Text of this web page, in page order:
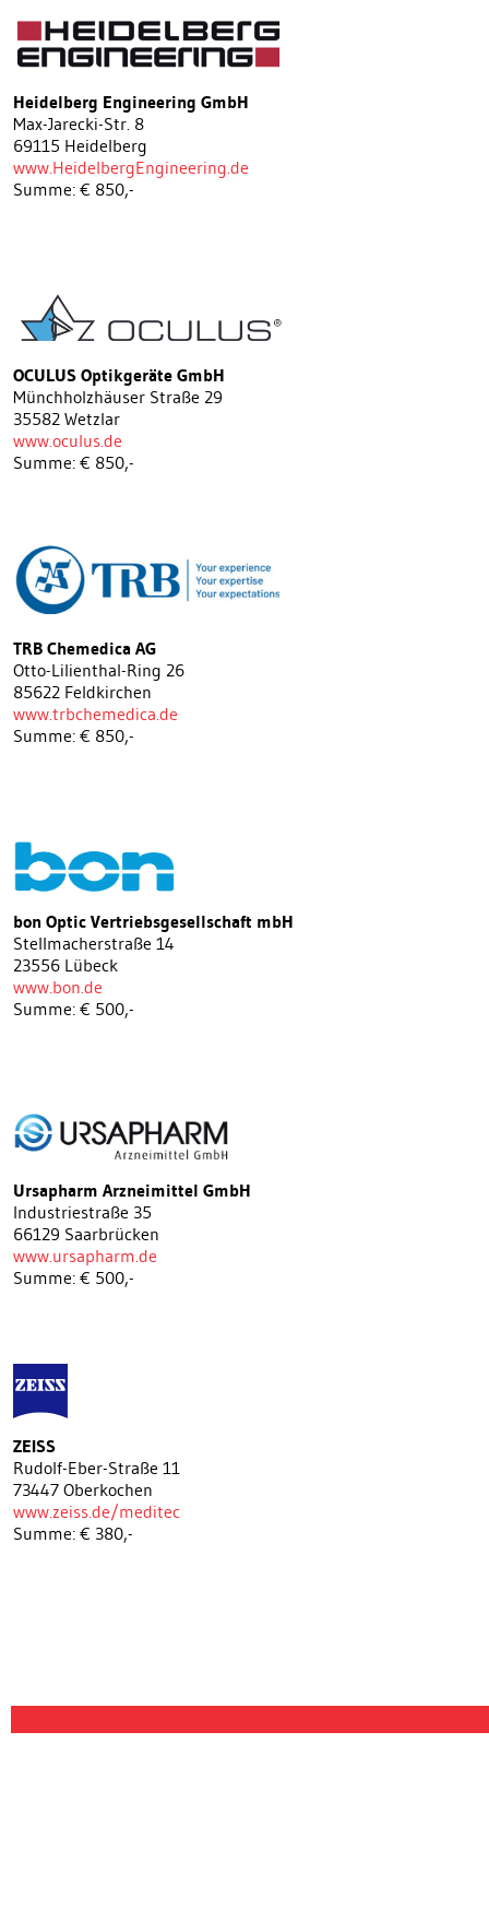
Heidelberg Engineering GmbH
Max-Jarecki-Str. 8
69115 Heidelberg
www.HeidelbergEngineering.de
Summe: € 850,-
OCULUS Optikgeräte GmbH
Münchholzhäuser Straße 29
35582 Wetzlar
www.oculus.de
Summe: € 850,-
TRB Chemedica AG
Otto-Lilienthal-Ring 26
85622 Feldkirchen
www.trbchemedica.de
Summe: € 850,-
bon Optic Vertriebsgesellschaft mbH
Stellmacherstraße 14
23556 Lübeck
www.bon.de
Summe: € 500,-
Ursapharm Arzneimittel GmbH
Industriestraße 35
66129 Saarbrücken
www.ursapharm.de
Summe: € 500,-
ZEISS
Rudolf-Eber-Straße 11
73447 Oberkochen
www.zeiss.de/meditec
Summe: € 380,-